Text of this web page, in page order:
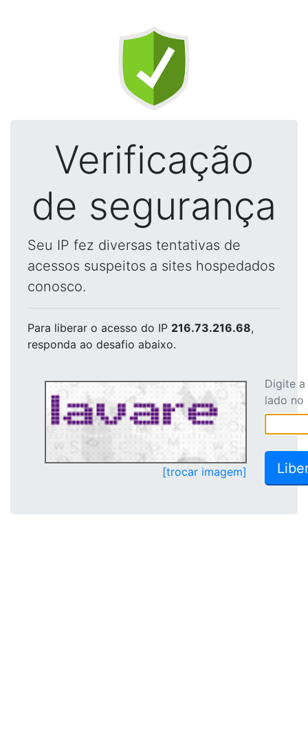
Verificação
de segurança
Seu IP fez diversas tentativas de
acessos suspeitos a sites hospedados
conosco.
Para liberar o acesso do IP 216.73.216.68,
responda ao desafio abaixo.
[trocar imagem]
Digite
lado no